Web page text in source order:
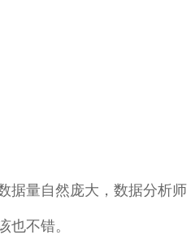
据量自然庞大，数据分析师
也不错。